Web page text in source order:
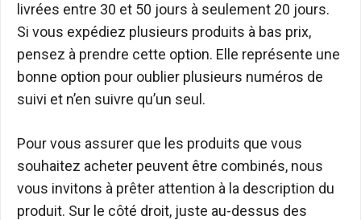
livrées entre 30 et 50 jours à seulement 20 jours.
Si vous expédiez plusieurs produits à bas prix,
pensez à prendre cette option. Elle représente une
bonne option pour oublier plusieurs numéros de
suivi et n’en suivre qu’un seul.
Pour vous assurer que les produits que vous
souhaitez acheter peuvent être combinés, nous
vous invitons à prêter attention à la description du
produit. Sur le côté droit, juste au-dessus des